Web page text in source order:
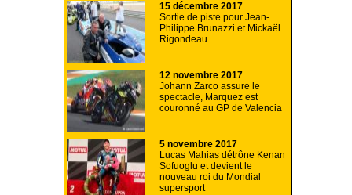
15 décembre 2017
Sortie de piste pour Jean-
Philippe Brunazzi et Mickaël
Rigondeau
12 novembre 2017
Johann Zarco assure le
spectacle, Marquez est
couronné au GP de Valencia
5 novembre 2017
Lucas Mahias détrône Kenan
Sofuoglu et devient le
nouveau roi du Mondial
supersport